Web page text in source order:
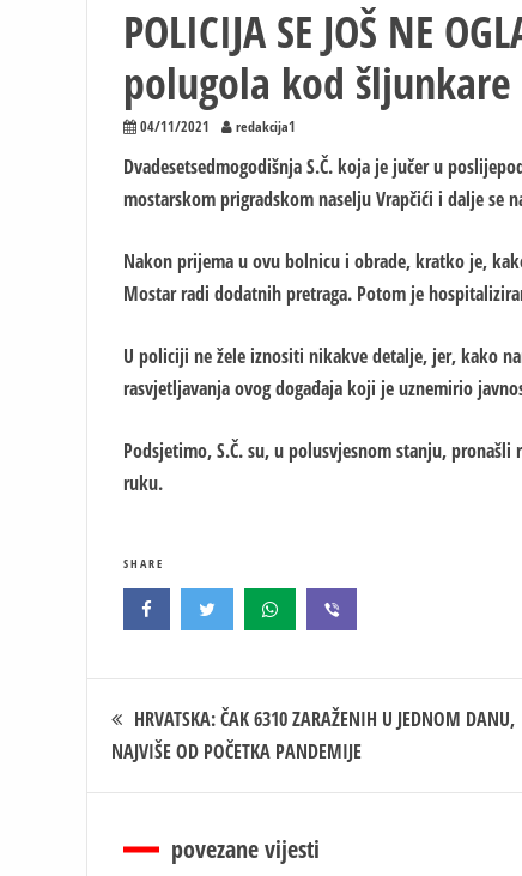
POLICIJA SE JOŠ NE
polugola kod
04/11/2021 redakcija1
Dvadesetsedmogodišnja S.Č. koja je jučer u
mostarskom prigradskom naselju Vrapčići i dalje se
Nakon prijema u ovu bolnicu i obrade, kratko je,
Mostar radi dodatnih pretraga. Potom je
U policiji ne žele iznositi nikakve detalje, jer, kako
rasvjetljavanja ovog događaja koji je uznemirio
Podsjetimo, S.Č. su, u polusvjesnom stanju,
ruku.
SHARE
Кретање
чланка
HRVATSKA: ČAK 6310 ZARAŽENIH U JEDNOM DANU,
NAJVIŠE OD POČETKA PANDEMIJE
povezane vijesti